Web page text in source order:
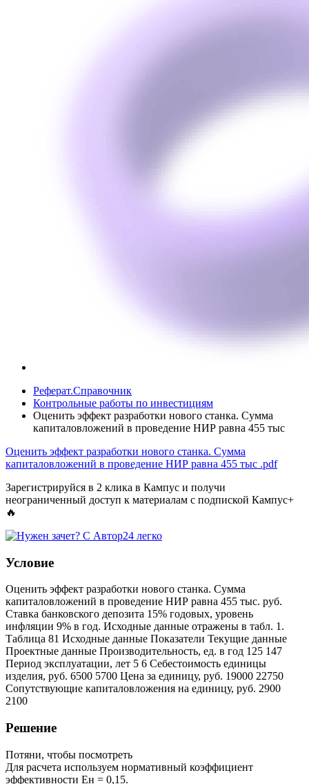
Реферат.Справочник
Контрольные работы по инвестициям
Оценить эффект разработки нового станка. Сумма
капиталовложений в проведение НИР равна 455 тыс
Оценить эффект разработки нового станка. Сумма
капиталовложений в проведение НИР равна 455 тыс .pdf
Зарегистрируйся в 2 клика в Кампус и получи
неограниченный доступ к материалам с подпиской Кампус+
🔥
Условие
Оценить эффект разработки нового станка. Сумма
капиталовложений в проведение НИР равна 455 тыс. руб.
Ставка банковского депозита 15% годовых, уровень
инфляции 9% в год. Исходные данные отражены в табл. 1.
Таблица 81 Исходные данные Показатели Текущие данные
Проектные данные Производительность, ед. в год 125 147
Период эксплуатации, лет 5 6 Себестоимость единицы
изделия, руб. 6500 5700 Цена за единицу, руб. 19000 22750
Сопутствующие капиталовложения на единицу, руб. 2900
2100
Решение
Потяни, чтобы посмотреть
Для расчета используем нормативный коэффициент
эффективности Ен = 0,15.